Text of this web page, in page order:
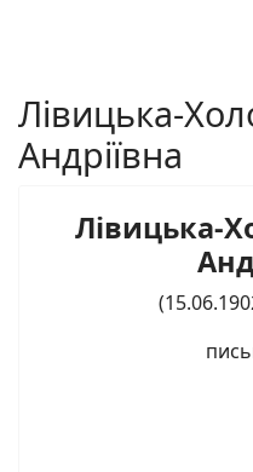
Лівицька-
Андріївна
Лівицька-